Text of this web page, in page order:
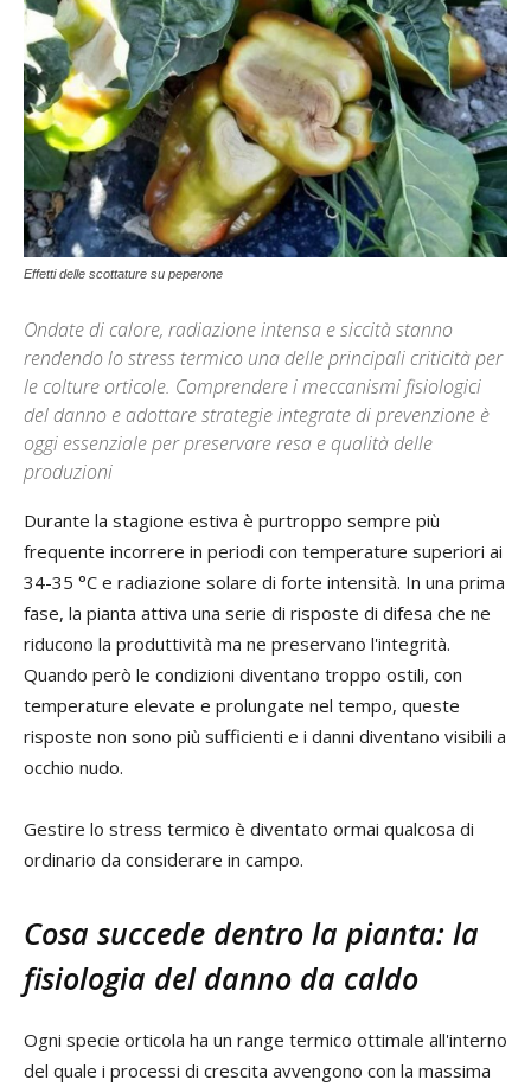
Effetti delle scottature su peperone
Ondate di calore, radiazione intensa e siccità stanno
rendendo lo stress termico una delle principali criticità per
le colture orticole. Comprendere i meccanismi fisiologici
del danno e adottare strategie integrate di prevenzione è
oggi essenziale per preservare resa e qualità delle
produzioni
Durante la stagione estiva è purtroppo sempre più
frequente incorrere in periodi con temperature superiori ai
34-35 °C e radiazione solare di forte intensità. In una prima
fase, la pianta attiva una serie di risposte di difesa che ne
riducono la produttività ma ne preservano l'integrità.
Quando però le condizioni diventano troppo ostili, con
temperature elevate e prolungate nel tempo, queste
risposte non sono più sufficienti e i danni diventano visibili a
occhio nudo.
Gestire lo stress termico è diventato ormai qualcosa di
ordinario da considerare in campo.
Cosa succede dentro la pianta: la
fisiologia del danno da caldo
Ogni specie orticola ha un range termico ottimale all'interno
del quale i processi di crescita avvengono con la massima